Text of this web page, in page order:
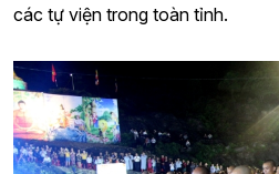
các tự viện trong toàn tỉnh.